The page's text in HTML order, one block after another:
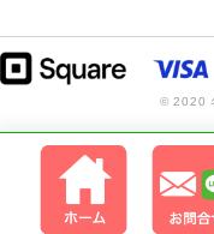
© 2020